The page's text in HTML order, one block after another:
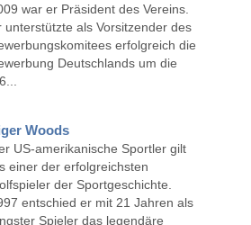
war er Präsident des Vereins.
unterstützte als Vorsitzender des
erfolgreich die
Deutschlands um die
Woods
US-amerikanische Sportler gilt
einer der erfolgreichsten
der Sportgeschichte.
entschied er mit 21 Jahren als
Spieler das legendäre